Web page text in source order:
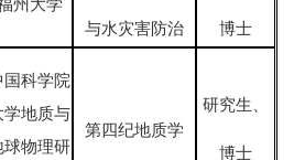
州大学
与水灾害防治 博士
国科学院
学地质与
球物理研
第四纪地质学
研究生、
博士